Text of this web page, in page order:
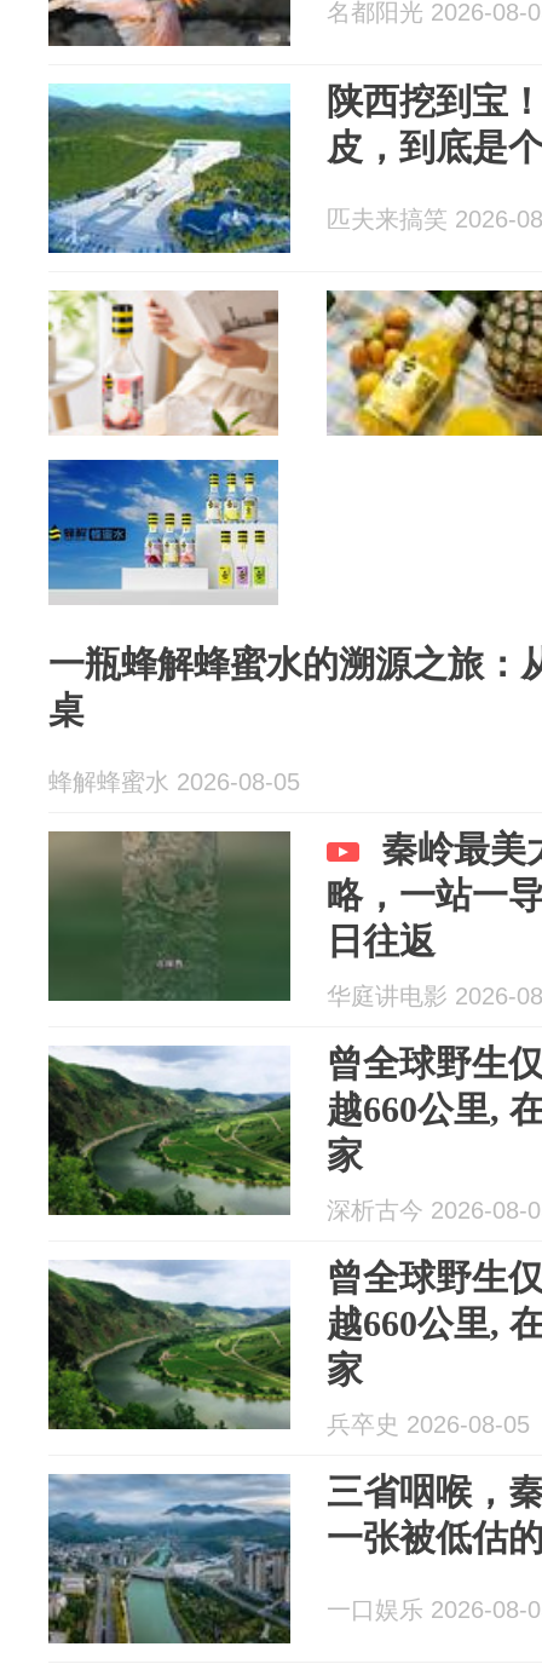
名都阳光 2026-08-
陕西挖到宝
皮，到底是
匹夫来搞笑 2026-
一瓶蜂解蜂蜜水的溯源之旅：
桌
蜂解蜂蜜水 2026-08-05
秦岭最美
略，一站一
日往返
华庭讲电影 2026-
曾全球野生
越660公里,
家
深析古今 2026-08-
曾全球野生
越660公里,
家
兵卒史 2026-08-05
三省咽喉，
一张被低估
一口娱乐 2026-08-